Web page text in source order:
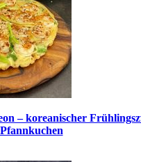
– koreanischer